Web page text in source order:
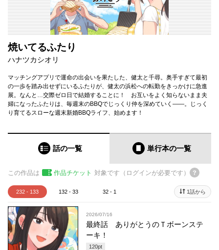
焼いてるふたり
ハナツカシオリ
マッチングアプリで運命の出会いを果たした、健太と千尋。奥手すぎて最初
の一歩を踏み出せずにいるふたりが、健太の浜松への転勤をきっかけに急進
展。なんと…交際ゼロ日で結婚することに！ お互いをよく知らないまま夫
婦になったふたりは、毎週末のBBQでじっくり仲を深めていく――。じっく
り育てるスローな週末新婚BBQライフ、始めます！
話の一覧 単行本の一覧
この作品は 作品チケット 対象です（ログインが必要です）
232 - 133 132 - 33 32 - 1 1話から
2026/07/16
最終話 ありがとうのＴボーンステ
ーキ！
120pt